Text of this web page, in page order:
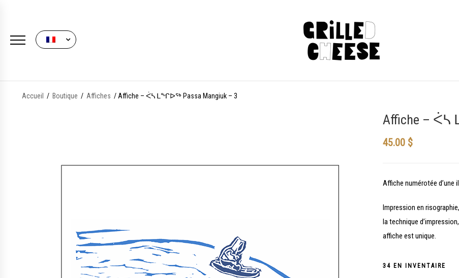
FRENCH
Accueil / Boutique / Affiches / Affiche – ᐹᓴ ᒪᖏᐅᖅ Passa Mangiuk – 3
Affiche – ᐹᓴ
45.00 $
Affiche numérotée d’une
Impression en
la technique
affiche est unique.
34 EN INVENTAIRE